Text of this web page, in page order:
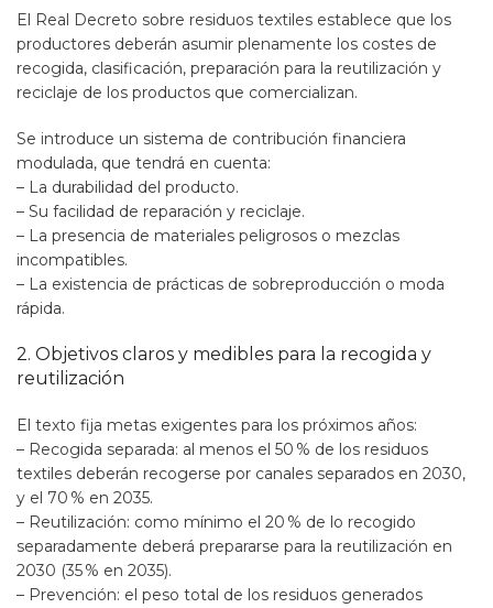
El Real Decreto sobre residuos textiles establece que los
productores deberán asumir plenamente los costes de
recogida, clasificación, preparación para la reutilización y
reciclaje de los productos que comercializan.
Se introduce un sistema de contribución financiera
modulada, que tendrá en cuenta:
– La durabilidad del producto.
– Su facilidad de reparación y reciclaje.
– La presencia de materiales peligrosos o mezclas
incompatibles.
– La existencia de prácticas de sobreproducción o moda
rápida.
2. Objetivos claros y medibles para la recogida y
reutilización
El texto fija metas exigentes para los próximos años:
– Recogida separada: al menos el 50 % de los residuos
textiles deberán recogerse por canales separados en 2030,
y el 70 % en 2035.
– Reutilización: como mínimo el 20 % de lo recogido
separadamente deberá prepararse para la reutilización en
2030 (35 % en 2035).
– Prevención: el peso total de los residuos generados